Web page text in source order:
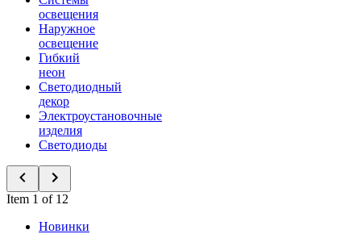
освещения
Наружное
освещение
Гибкий
неон
Светодиодный
декор
Электроустановочные
изделия
Светодиоды
Item 1 of 12
Новинки